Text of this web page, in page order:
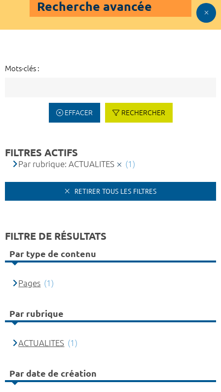
Recherche avancée
Mots-clés :
EFFACER RECHERCHER
FILTRES ACTIFS
Par rubrique: ACTUALITES (1)
RETIRER TOUS LES FILTRES
FILTRE DE RÉSULTATS
Par type de contenu
Pages (1)
Par rubrique
ACTUALITES (1)
Par date de création